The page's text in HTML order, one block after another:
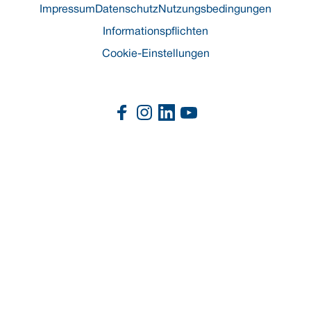
Impressum Datenschutz Nutzungsbedingungen
Informationspflichten
Cookie-Einstellungen